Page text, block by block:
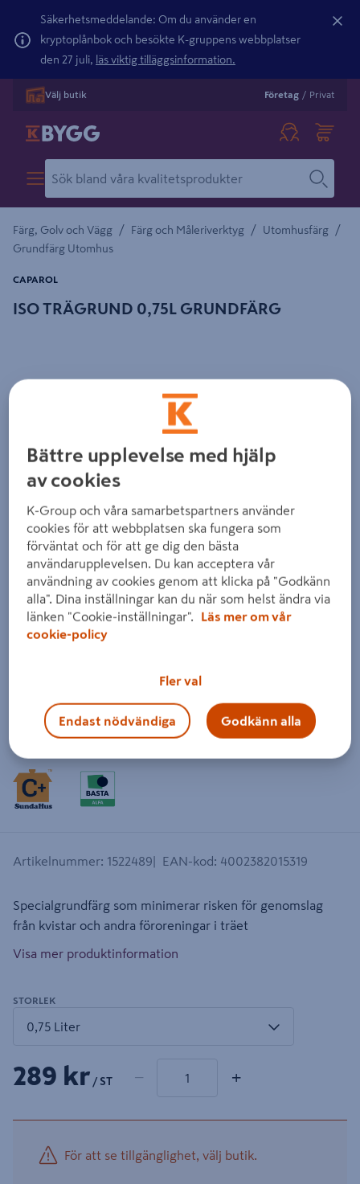
Säkerhetsmeddelande: Om du använder en
kryptoplånbok och besökte K-gruppens webbplatser
den 27 juli, läs viktig tilläggsinformation.
Välj butik Företag / Privat
Färg, Golv och Vägg / Färg och Måleriverktyg / Utomhusfärg /
Grundfärg Utomhus
ISO TRÄGRUND 0,75L GRUNDFÄRG
CAPAROL
Dra på bilden för att zooma in
Artikelnummer: 1522489 EAN-kod: 4002382015319
Specialgrundfärg som minimerar risken för genomslag
från kvistar och andra föroreningar i träet
Visa mer produktinformation
STORLEK
289 kr / ST − +
För att se tillgänglighet, välj butik.
Bättre upplevelse med hjälp
av cookies
K-Group och våra samarbetspartners använder
cookies för att webbplatsen ska fungera som
förväntat och för att ge dig den bästa
användarupplevelsen. Du kan acceptera vår
användning av cookies genom att klicka på "Godkänn
alla". Dina inställningar kan du när som helst ändra via
länken "Cookie-inställningar".
Läs mer om vår
cookie-policy
Fler val
Endast nödvändiga Godkänn alla